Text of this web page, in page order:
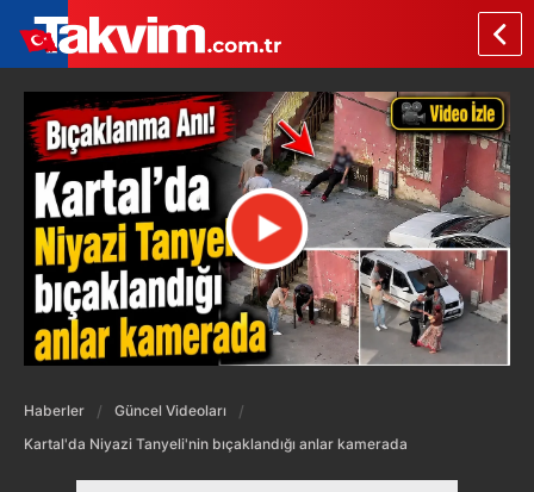
Haberler
Güncel Videoları
Kartal'da Niyazi Tanyeli'nin bıçaklandığı anlar kamerada